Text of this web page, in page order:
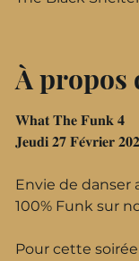
À propos
𝐖𝐡𝐚𝐭 𝐓𝐡𝐞 𝐅𝐮𝐧𝐤 𝟒
𝐉𝐞𝐮𝐝𝐢 𝟐𝟕 𝐅𝐞́𝐯𝐫𝐢𝐞𝐫
Envie de danser
100% Funk sur
Pour cette